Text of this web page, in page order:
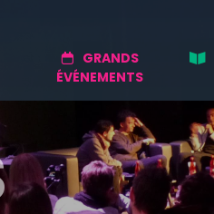
GRANDS
ÉVÉNEMENTS